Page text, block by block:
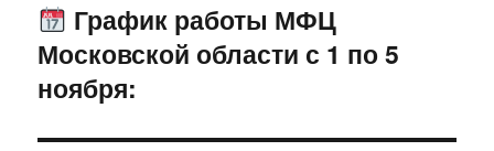
Следующая
запись:
График работы МФЦ
Московской области с 1 по 5
ноября: